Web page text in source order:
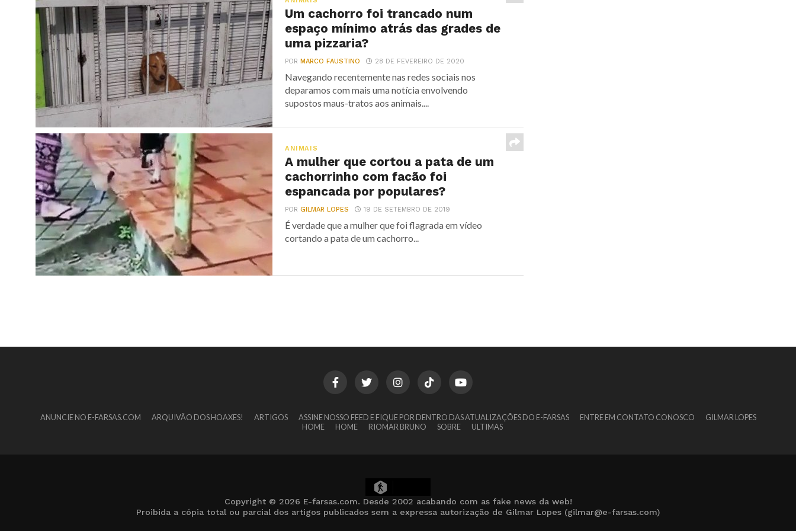
Um cachorro foi trancado num
espaço mínimo atrás das grades de
uma pizzaria?
PORMARCO FAUSTINO 28 DE FEVEREIRO DE 2020
Navegando recentemente nas redes sociais nos
deparamos com mais uma notícia envolvendo
supostos maus-tratos aos animais....
ANIMAIS
A mulher que cortou a pata de um
cachorrinho com facão foi
espancada por populares?
PORGILMAR LOPES 19 DE SETEMBRO DE 2019
É verdade que a mulher que foi flagrada em vídeo
cortando a pata de um cachorro...
ANUNCIE NO E-FARSAS.COM ARQUIVÃO DOS HOAXES! ARTIGOS ASSINE NOSSO FEED E FIQUE POR DENTRO DAS ATUALIZAÇÕES DO E-FARSAS ENTRE EM CONTATO CONOSCO
GILMAR LOPES
HOME
HOME RIOMAR BRUNO SOBRE ULTIMAS
Copyright © 2026 E-farsas.com. Desde 2002 acabando com as fake news da web!
Proibida a cópia total ou parcial dos artigos publicados sem a expressa autorização de Gilmar Lopes (gilmar@e-farsas.com)